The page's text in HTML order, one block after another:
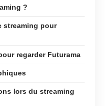
?
streaming pour
regarder Futurama
lors du streaming